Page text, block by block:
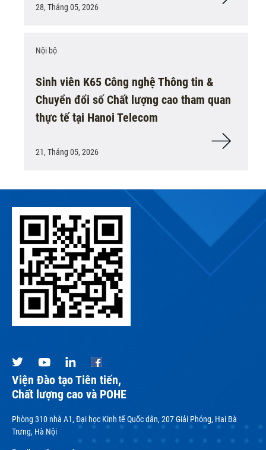
28, Tháng 05, 2026
Nội bộ
Sinh viên K65 Công nghệ Thông tin &
Chuyển đổi số Chất lượng cao tham quan
thực tế tại Hanoi Telecom
21, Tháng 05, 2026
Viện Đào tạo Tiên tiến,
Chất lượng cao và POHE
Phòng 310 nhà A1, Đại học Kinh tế Quốc dân, 207 Giải Phóng, Hai Bà
Trưng, Hà Nội